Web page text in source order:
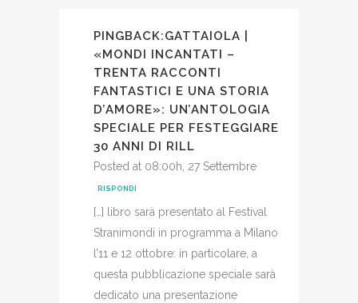
PINGBACK:GATTAIOLA |
«MONDI INCANTATI –
TRENTA RACCONTI
FANTASTICI E UNA STORIA
D’AMORE»: UN’ANTOLOGIA
SPECIALE PER FESTEGGIARE
30 ANNI DI RILL
Posted at 08:00h, 27 Settembre
RISPONDI
[…] libro sarà presentato al Festival
Stranimondi in programma a Milano
l’11 e 12 ottobre: in particolare, a
questa pubblicazione speciale sarà
dedicato una presentazione